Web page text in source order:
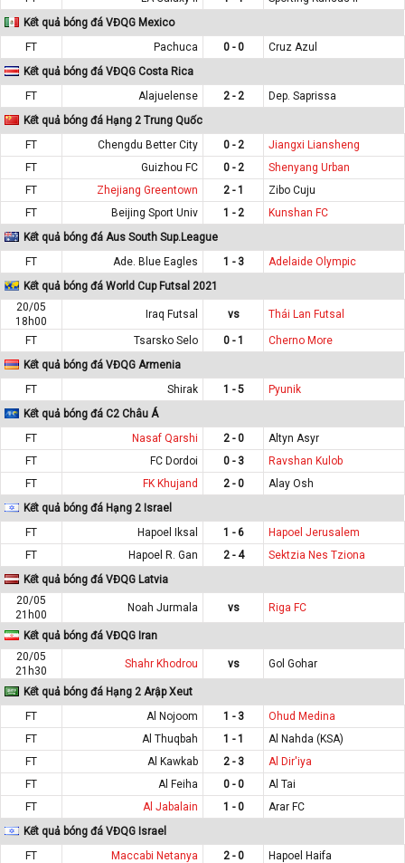
Kết quả bóng đá VĐQG Mexico
FT
Pachuca 0 - 0
Cruz Azul
Kết quả bóng đá VĐQG Costa Rica
FT
Alajuelense 2 - 2
Dep. Saprissa
Kết quả bóng đá Hạng 2 Trung Quốc
FT
Chengdu Better City 0 - 2
Jiangxi Liansheng
FT
Guizhou FC 0 - 2
Shenyang Urban
FT
Zhejiang Greentown 2 - 1
Zibo Cuju
FT
Beijing Sport Univ 1 - 2
Kunshan FC
Kết quả bóng đá Aus South Sup.League
FT
Ade. Blue Eagles 1 - 3
Adelaide Olympic
Kết quả bóng đá World Cup Futsal 2021
20/05
18h00
Iraq Futsal vs Thái Lan Futsal
FT Tsarsko Selo 0 - 1
Cherno More
Kết quả bóng đá VĐQG Armenia
FT
Shirak 1 - 5
Pyunik
Kết quả bóng đá C2 Châu Á
FT
Nasaf Qarshi 2 - 0
Altyn Asyr
FT
FC Dordoi 0 - 3
Ravshan Kulob
FT
FK Khujand 2 - 0
Alay Osh
Kết quả bóng đá Hạng 2 Israel
FT
Hapoel Iksal 1 - 6
Hapoel Jerusalem
FT
Hapoel R. Gan 2 - 4
Sektzia Nes Tziona
Kết quả bóng đá VĐQG Latvia
20/05
21h00
Noah Jurmala vs Riga FC
Kết quả bóng đá VĐQG Iran
20/05
21h30
Shahr Khodrou vs Gol Gohar
Kết quả bóng đá Hạng 2 Arập Xeut
FT
Al Nojoom 1 - 3
Ohud Medina
FT
Al Thuqbah 1 - 1
Al Nahda (KSA)
FT
Al Kawkab 2 - 3
Al Dir'iya
FT
Al Feiha 0 - 0
Al Tai
FT
Al Jabalain 1 - 0
Arar FC
Kết quả bóng đá VĐQG Israel
FT
Maccabi Netanya 2 - 0
Hapoel Haifa